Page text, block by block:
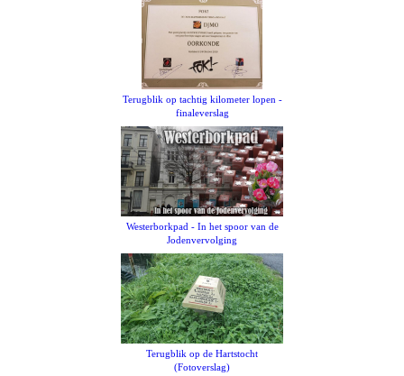
Terugblik op tachtig kilometer lopen -
finaleverslag
Westerborkpad - In het spoor van de
Jodenvervolging
Terugblik op de Hartstocht
(Fotoverslag)